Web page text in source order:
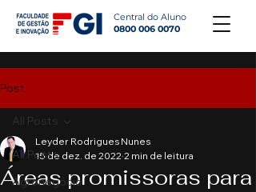
Central do Aluno
0800 006 0070
Post
All Posts
Agronegócio
All Posts
Áreas promissoras para
Leyder Rodrigues Nunes
15 de dez. de 2022 2 min de leitura